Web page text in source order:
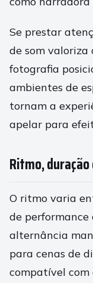
Se prestar
de som valoriza
fotografia
ambientes de
tornam a
apelar para
Ritmo,
O ritmo varia
de performance
alternância
para cenas de
compatível